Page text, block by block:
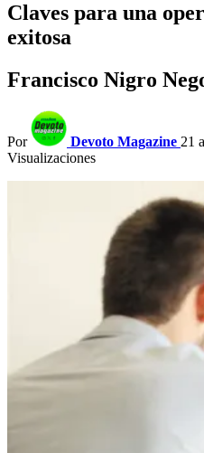
Claves para una
exitosa
Francisco Nigro
Por Devoto Magazine 21
Visualizaciones